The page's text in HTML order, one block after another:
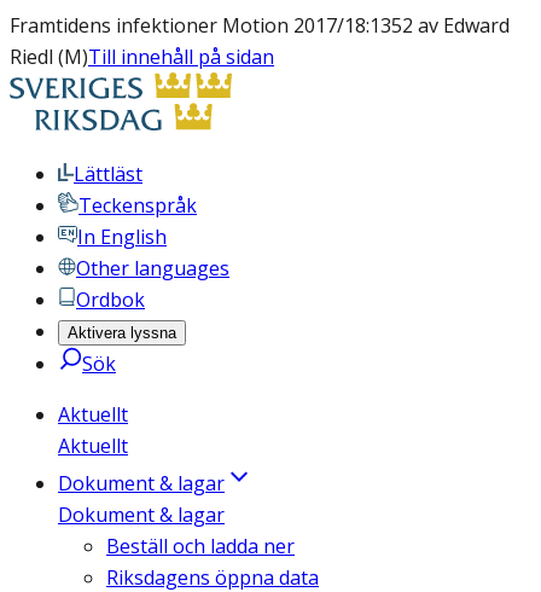
Framtidens infektioner Motion 2017/18:1352 av Edward
Riedl (M)Till innehåll på sidan
Lättläst
Teckenspråk
In English
Other languages
Ordbok
Aktivera lyssna
Sök
Aktuellt
Aktuellt
Dokument & lagar
Dokument & lagar
Beställ och ladda ner
Riksdagens öppna data